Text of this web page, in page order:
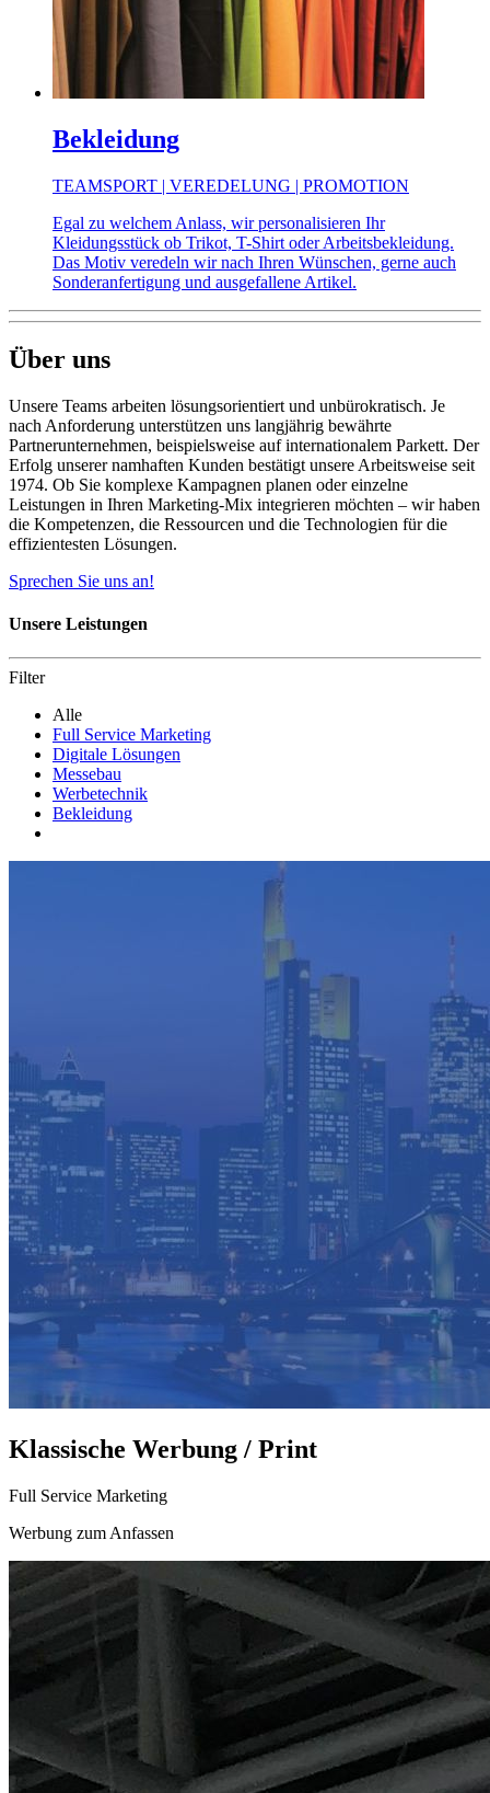
Bekleidung
TEAMSPORT | VEREDELUNG | PROMOTION
Egal zu welchem Anlass, wir personalisieren Ihr
Kleidungsstück ob Trikot, T-Shirt oder Arbeitsbekleidung.
Das Motiv veredeln wir nach Ihren Wünschen, gerne auch
Sonderanfertigung und ausgefallene Artikel.
Über uns
Unsere Teams arbeiten lösungsorientiert und unbürokratisch. Je
nach Anforderung unterstützen uns langjährig bewährte
Partnerunternehmen, beispielsweise auf internationalem Parkett. Der
Erfolg unserer namhaften Kunden bestätigt unsere Arbeitsweise seit
1974. Ob Sie komplexe Kampagnen planen oder einzelne
Leistungen in Ihren Marketing-Mix integrieren möchten – wir haben
die Kompetenzen, die Ressourcen und die Technologien für die
effizientesten Lösungen.
Sprechen Sie uns an!
Unsere Leistungen
Filter
Alle
Full Service Marketing
Digitale Lösungen
Messebau
Werbetechnik
Bekleidung
Klassische Werbung / Print
Full Service Marketing
Werbung zum Anfassen